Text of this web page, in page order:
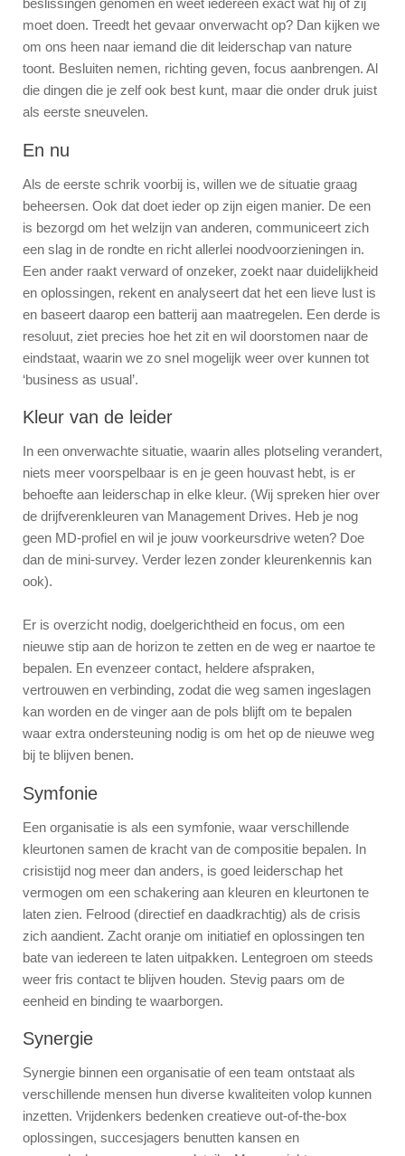
beslissingen genomen en weet iedereen exact wat hij of zij
moet doen. Treedt het gevaar onverwacht op? Dan kijken we
om ons heen naar iemand die dit leiderschap van nature
toont. Besluiten nemen, richting geven, focus aanbrengen. Al
die dingen die je zelf ook best kunt, maar die onder druk juist
als eerste sneuvelen.
En nu
Als de eerste schrik voorbij is, willen we de situatie graag
beheersen. Ook dat doet ieder op zijn eigen manier. De een
is bezorgd om het welzijn van anderen, communiceert zich
een slag in de rondte en richt allerlei noodvoorzieningen in.
Een ander raakt verward of onzeker, zoekt naar duidelijkheid
en oplossingen, rekent en analyseert dat het een lieve lust is
en baseert daarop een batterij aan maatregelen. Een derde is
resoluut, ziet precies hoe het zit en wil doorstomen naar de
eindstaat, waarin we zo snel mogelijk weer over kunnen tot
‘business as usual’.
Kleur van de leider
In een onverwachte situatie, waarin alles plotseling verandert,
niets meer voorspelbaar is en je geen houvast hebt, is er
behoefte aan leiderschap in elke kleur. (Wij spreken hier over
de drijfverenkleuren van Management Drives. Heb je nog
geen MD-profiel en wil je jouw voorkeursdrive weten? Doe
dan de mini-survey. Verder lezen zonder kleurenkennis kan
ook).
Er is overzicht nodig, doelgerichtheid en focus, om een
nieuwe stip aan de horizon te zetten en de weg er naartoe te
bepalen. En evenzeer contact, heldere afspraken,
vertrouwen en verbinding, zodat die weg samen ingeslagen
kan worden en de vinger aan de pols blijft om te bepalen
waar extra ondersteuning nodig is om het op de nieuwe weg
bij te blijven benen.
Symfonie
Een organisatie is als een symfonie, waar verschillende
kleurtonen samen de kracht van de compositie bepalen. In
crisistijd nog meer dan anders, is goed leiderschap het
vermogen om een schakering aan kleuren en kleurtonen te
laten zien. Felrood (directief en daadkrachtig) als de crisis
zich aandient. Zacht oranje om initiatief en oplossingen ten
bate van iedereen te laten uitpakken. Lentegroen om steeds
weer fris contact te blijven houden. Stevig paars om de
eenheid en binding te waarborgen.
Synergie
Synergie binnen een organisatie of een team ontstaat als
verschillende mensen hun diverse kwaliteiten volop kunnen
inzetten. Vrijdenkers bedenken creatieve out-of-the-box
oplossingen, succesjagers benutten kansen en